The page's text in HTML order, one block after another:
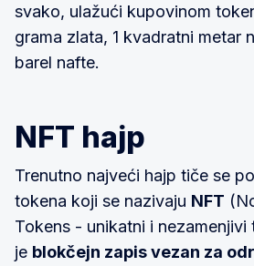
svako, ulažući kupovinom
grama zlata, 1 kvadratni metar
barel nafte.
NFT hajp
Trenutno najveći hajp tiče se
tokena koji se nazivaju NFT
Tokens - unikatni i
je blokčejn zapis vezan za